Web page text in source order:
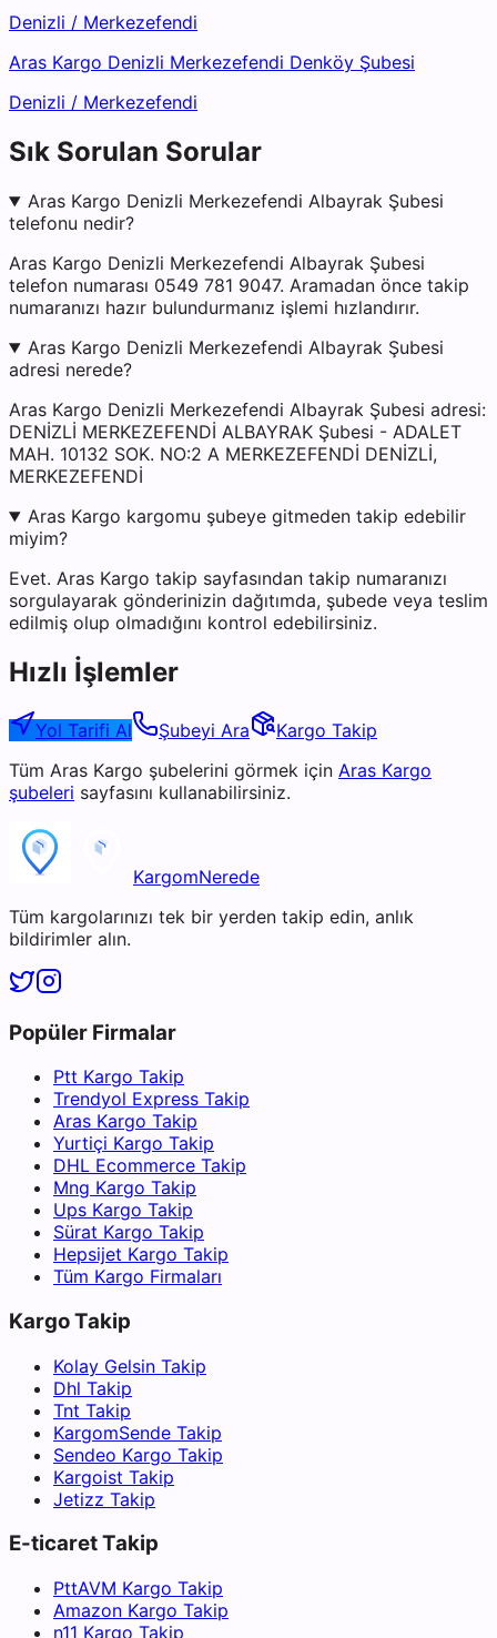
Denizli / Merkezefendi
Aras Kargo Denizli Merkezefendi Denköy Şubesi
Denizli / Merkezefendi
Sık Sorulan Sorular
Aras Kargo Denizli Merkezefendi Albayrak Şubesi
telefonu nedir?
Aras Kargo Denizli Merkezefendi Albayrak Şubesi
telefon numarası 0549 781 9047. Aramadan önce takip
numaranızı hazır bulundurmanız işlemi hızlandırır.
Aras Kargo Denizli Merkezefendi Albayrak Şubesi
adresi nerede?
Aras Kargo Denizli Merkezefendi Albayrak Şubesi adresi:
DENİZLİ MERKEZEFENDİ ALBAYRAK Şubesi - ADALET
MAH. 10132 SOK. NO:2 A MERKEZEFENDİ DENİZLİ,
MERKEZEFENDİ
Aras Kargo kargomu şubeye gitmeden takip edebilir
miyim?
Evet. Aras Kargo takip sayfasından takip numaranızı
sorgulayarak gönderinizin dağıtımda, şubede veya teslim
edilmiş olup olmadığını kontrol edebilirsiniz.
Hızlı İşlemler
Yol Tarifi Al Şubeyi Ara
Kargo Takip
Tüm Aras Kargo şubelerini görmek için Aras Kargo
şubeleri sayfasını kullanabilirsiniz.
KargomNerede
Tüm kargolarınızı tek bir yerden takip edin, anlık
bildirimler alın.
Popüler Firmalar
Ptt Kargo Takip
Trendyol Express Takip
Aras Kargo Takip
Yurtiçi Kargo Takip
DHL Ecommerce Takip
Mng Kargo Takip
Ups Kargo Takip
Sürat Kargo Takip
Hepsijet Kargo Takip
Tüm Kargo Firmaları
Kargo Takip
Kolay Gelsin Takip
Dhl Takip
Tnt Takip
KargomSende Takip
Sendeo Kargo Takip
Kargoist Takip
Jetizz Takip
E-ticaret Takip
PttAVM Kargo Takip
Amazon Kargo Takip
n11 Kargo Takip